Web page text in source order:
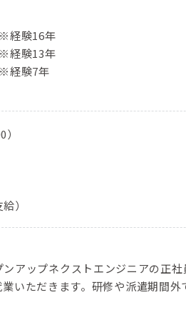
経験16年
経験13年
経験7年
）
ップネクストエンジニアの正社
いただきます。研修や派遣期間外